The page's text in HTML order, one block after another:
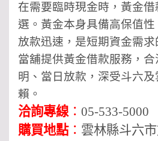
在需要臨時現金時，黃金
選。黃金本身具備高保值性
放款迅速，是短期資金需
當舖提供黃金借款服務，
明、當日放款，深受斗六
賴。
洽詢專線： 05-533-5000
購買地點： 雲林縣斗六